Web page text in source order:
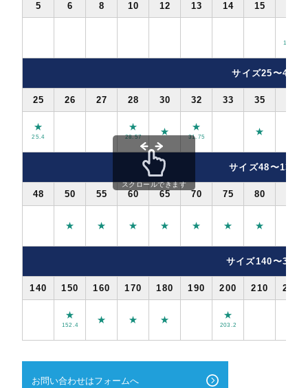
5 6 8 10 12 13 14 15
15.88
サイズ25〜46
25 26 27 28 30 32 33 35
★
25.4
★
28.57
★ ★
31.75
★
サイズ48〜130
48 50 55 60 65 70 75 80
★ ★ ★ ★ ★ ★ ★
サイズ140〜350
140 150 160 170 180 190 200 210 230
★
152.4
★ ★ ★ ★
203.2
スクロールできます
お問い合わせはフォームへ